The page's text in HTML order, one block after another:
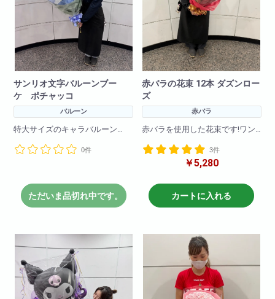
サンリオ文字バルーンブー
ケ ポチャッコ
バルーン
特大サイズのキャラバルーン
く仕上げました！
花束です!
一生の思い出に！プレゼントに
最適!
4文字を超えるものは一文字+550
円で承ります。)
0件
ただいま品切れ中です。
赤バラの花束 12本 ダズンロー
ズ
赤バラ
赤バラを使用した花束です!ワン
大きくお作りさせて頂きます。
レンジなどでも作成可能です。
備考欄に何色で作成希望と記載
※お花の仕入れの関係上入荷出来
ない場合いますので
ご了承下さいませ。
3件
￥5,280
カートに入れる